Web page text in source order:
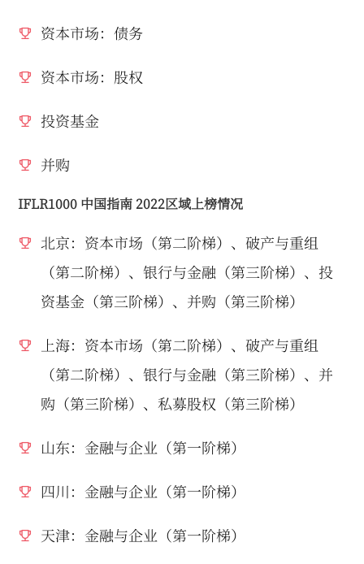
资本市场：债务
资本市场：股权
投资基金
并购
IFLR1000 中国指南 2022区域上榜情况
北京：资本市场（第二阶梯）、破产与重组
（第二阶梯）、银行与金融（第三阶梯）、投
资基金（第三阶梯）、并购（第三阶梯）
上海：资本市场（第二阶梯）、破产与重组
（第二阶梯）、银行与金融（第三阶梯）、并
购（第三阶梯）、私募股权（第三阶梯）
山东：金融与企业（第一阶梯）
四川：金融与企业（第一阶梯）
天津：金融与企业（第一阶梯）